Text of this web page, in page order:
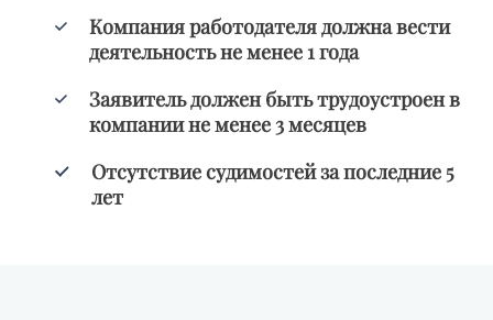
Компания работодателя должна вести
деятельность не менее 1 года
Заявитель должен быть трудоустроен в
компании не менее 3 месяцев
Отсутствие судимостей за последние 5
лет